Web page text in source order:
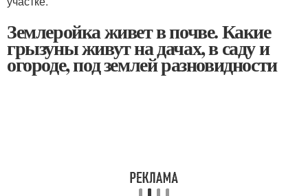
Землеройка живет в почве. Какие
грызуны живут на дачах, в саду и
огороде, под землей разновидности